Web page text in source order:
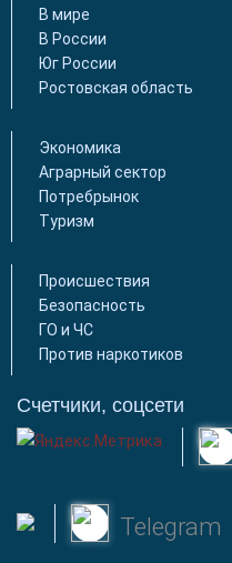
В мире
В России
Юг России
Ростовская область
Экономика
Аграрный сектор
Потребрынок
Туризм
Происшествия
Безопасность
ГО и ЧС
Против наркотиков
Счетчики, соцсети
Telegram